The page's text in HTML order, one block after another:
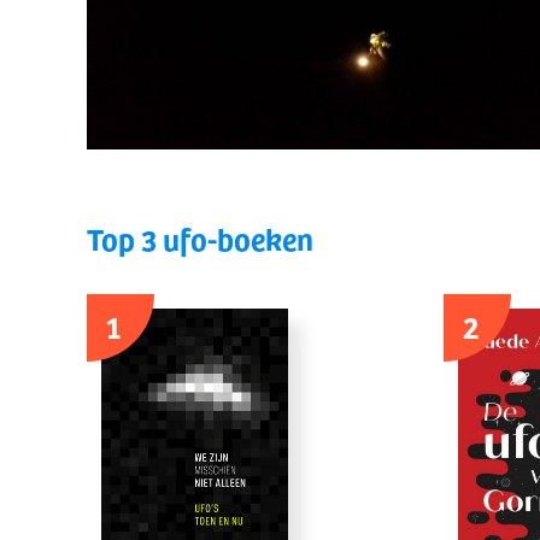
Top 3 ufo-boeken
1
2